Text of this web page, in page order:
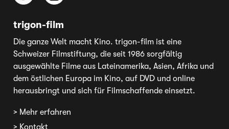
trigon-film
Die ganze Welt macht Kino. trigon-film ist eine
Schweizer Filmstiftung, die seit 1986 sorgfältig
ausgewählte Filme aus Lateinamerika, Asien, Afrika und
dem östlichen Europa im Kino, auf DVD und online
herausbringt und sich für Filmschaffende einsetzt.
> Mehr erfahren
> Kontakt